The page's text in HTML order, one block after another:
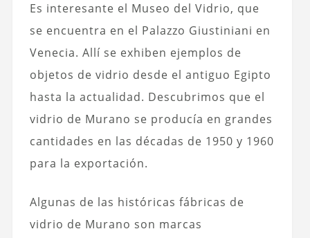
Es interesante el Museo del Vidrio, que
se encuentra en el Palazzo Giustiniani en
Venecia. Allí se exhiben ejemplos de
objetos de vidrio desde el antiguo Egipto
hasta la actualidad. Descubrimos que el
vidrio de Murano se producía en grandes
cantidades en las décadas de 1950 y 1960
para la exportación.
Algunas de las históricas fábricas de
vidrio de Murano son marcas